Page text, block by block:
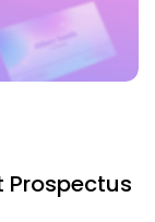
Prospectus